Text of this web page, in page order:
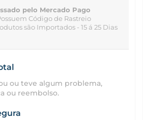
pelo Mercado Pago
Código de Rastreio
são Importados - 15 á 25 Dias
ou teve algum problema,
ou reembolso.